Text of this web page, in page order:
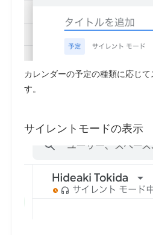
カレンダーの予定の種類に応じ
す。
サイレントモードの表示